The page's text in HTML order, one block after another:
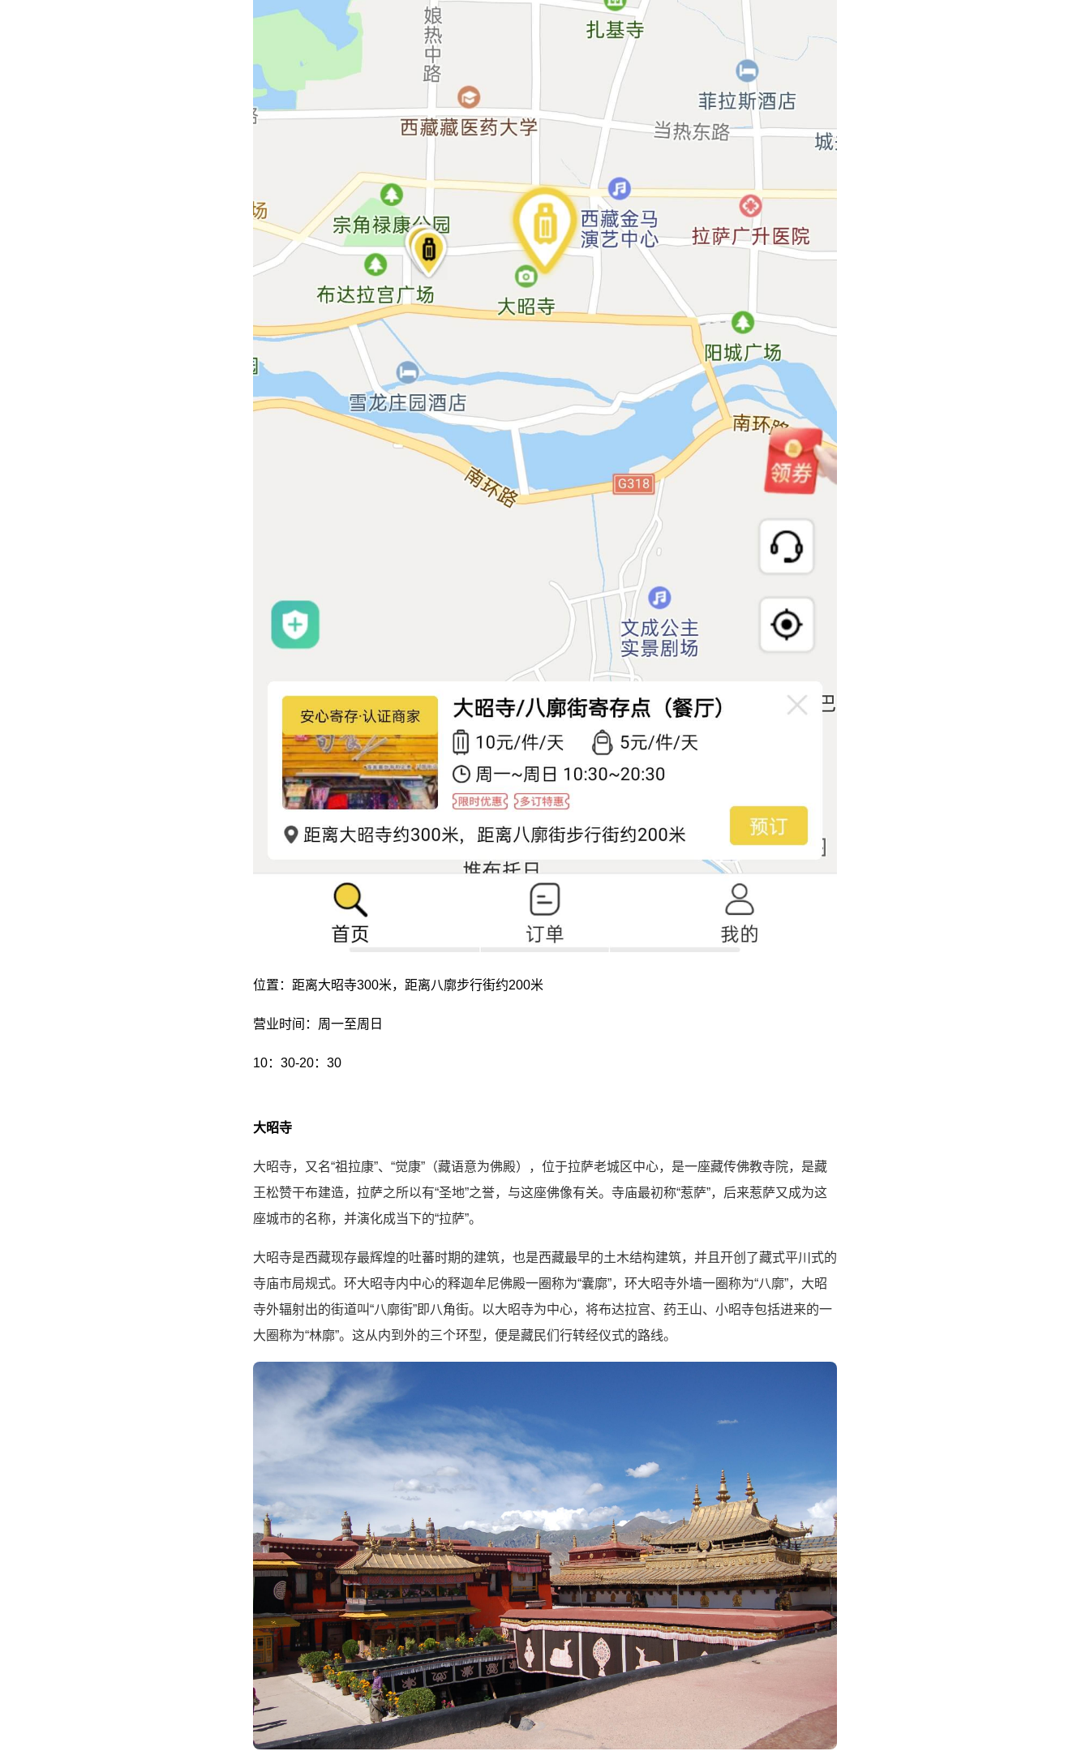
位置：距离大昭寺300米，距离八廓步行街约200米
营业时间：周一至周日
10：30-20：30
大昭寺
大昭寺，又名“祖拉康”、“觉康”（藏语意为佛殿），位于拉萨老城区中心，是一座藏传佛教寺院，是藏
王松赞干布建造，拉萨之所以有“圣地”之誉，与这座佛像有关。寺庙最初称“惹萨”，后来惹萨又成为这
座城市的名称，并演化成当下的“拉萨”。
大昭寺是西藏现存最辉煌的吐蕃时期的建筑，也是西藏最早的土木结构建筑，并且开创了藏式平川式的
寺庙市局规式。环大昭寺内中心的释迦牟尼佛殿一圈称为“囊廓”，环大昭寺外墙一圈称为“八廓”，大昭
寺外辐射出的街道叫“八廓街”即八角街。以大昭寺为中心，将布达拉宫、药王山、小昭寺包括进来的一
大圈称为“林廓”。这从内到外的三个环型，便是藏民们行转经仪式的路线。